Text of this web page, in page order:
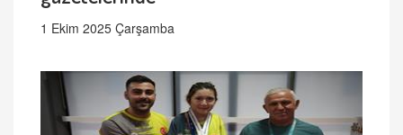
1 Ekim 2025 Çarşamba